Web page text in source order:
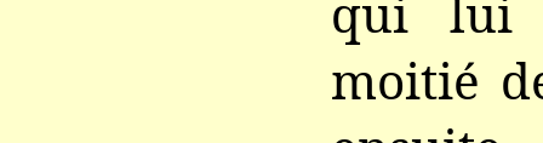
qui lui
moitié